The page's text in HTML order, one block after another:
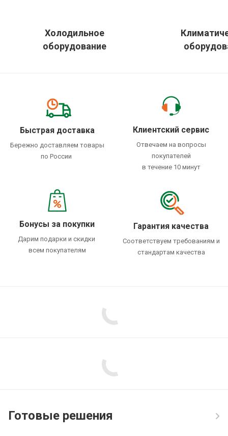
Холодильное
оборудование
Быстрая доставка
Бережно доставляем товары
по России
Клиентский сервис
Отвечаем на вопросы
покупателей
в течение 10 минут
Бонусы за покупки
Дарим подарки и скидки
всем покупателям
Гарантия качества
Соответствуем требованиям и
стандартам качества
Готовые решения